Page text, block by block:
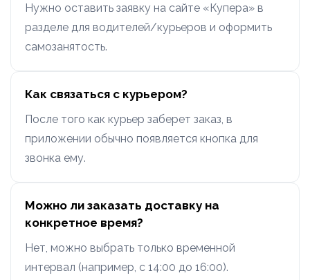
Нужно оставить заявку на сайте «Купера» в
разделе для водителей/курьеров и оформить
самозанятость.
Как связаться с курьером?
После того как курьер заберет заказ, в
приложении обычно появляется кнопка для
звонка ему.
Можно ли заказать доставку на
конкретное время?
Нет, можно выбрать только временной
интервал (например, с 14:00 до 16:00).